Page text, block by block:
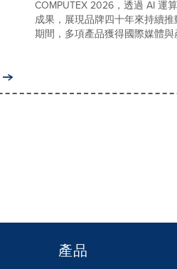
COMPUTEX 2026，透過 AI 運
成果，展現品牌四十年來持續
期間，多項產品獲得國際媒體
產品